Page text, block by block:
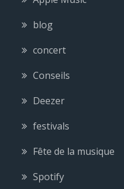
blog
concert
Conseils
Deezer
festivals
Fête de la musique
Spotify